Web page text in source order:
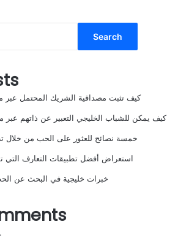
Search
كيف تثبت مصداقية الشريك المحتمل عبر
كيف يمكن للشباب الخليجي التعبير عن ذاتهم عبر
خمسة نصائح للعثور على الحب من خلال
استعراض أفضل تطبيقات التعارف التي
خبرات خليجية في البحث عن